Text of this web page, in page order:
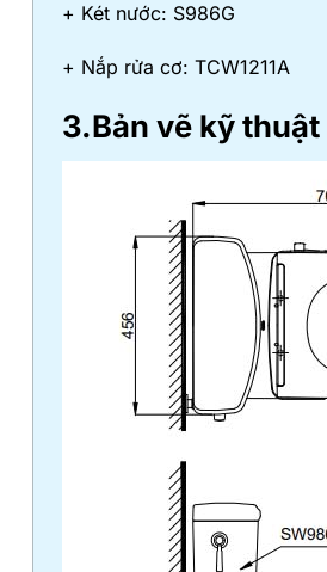
+ Két nước: S986G
+ Nắp rửa cơ: TCW1211A
3.Bản vẽ kỹ thuật